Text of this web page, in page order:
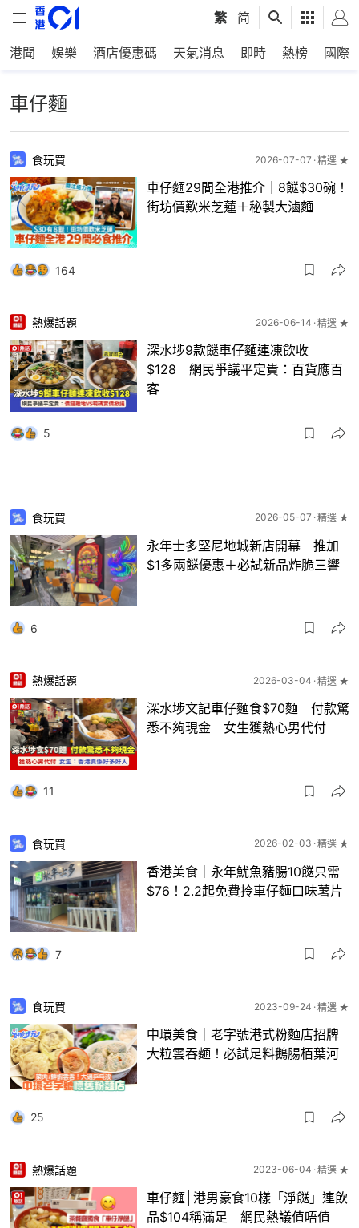
繁 简
港聞 娛樂 酒店優惠碼 天氣消息 即時 熱榜 國際
車仔麵
食玩買 2026-07-07 精選 ★
車仔麵29間全港推介｜8餸$30碗！
街坊價歎米芝蓮＋秘製大滷麵
164
熱爆話題 2026-06-14 精選 ★
深水埗9款餸車仔麵連凍飲收
$128 網民爭議平定貴：百貨應百
客
5
食玩買 2026-05-07 精選 ★
永年士多堅尼地城新店開幕 推加
$1多兩餸優惠＋必試新品炸脆三響
6
熱爆話題 2026-03-04 精選 ★
深水埗文記車仔麵食$70麵 付款驚
悉不夠現金 女生獲熱心男代付
11
食玩買 2026-02-03 精選 ★
香港美食｜永年魷魚豬腸10餸只需
$76！2.2起免費拎車仔麵口味薯片
7
食玩買 2023-09-24 精選 ★
中環美食｜老字號港式粉麵店招牌
大粒雲吞麵！必試足料鵝腸栢葉河
25
熱爆話題 2023-06-04 精選 ★
車仔麵│港男豪食10樣「淨餸」連飲
品$104稱滿足 網民熱議值唔值